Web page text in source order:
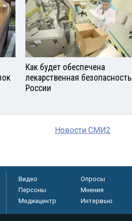
Как будет обеспечена
лекарственная безопасность
России
Новости СМИ2
Видео Опросы
Персоны
Мнения
Медиацентр
Интервью